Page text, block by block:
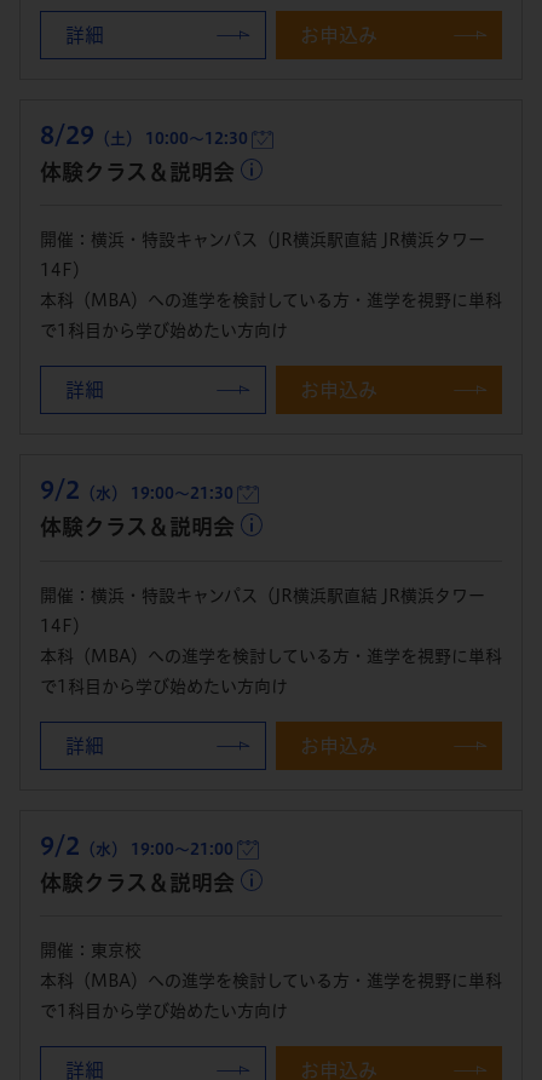
詳細 お申込み
8/29 （土） 10:00～12:30
体験クラス＆説明会
開催：横浜・特設キャンパス（JR横浜駅直結 JR横浜タワー
14F）
本科（MBA）への進学を検討している方・進学を視野に単科
で1科目から学び始めたい方向け
詳細 お申込み
9/2 （水） 19:00～21:30
体験クラス＆説明会
開催：横浜・特設キャンパス（JR横浜駅直結 JR横浜タワー
14F）
本科（MBA）への進学を検討している方・進学を視野に単科
で1科目から学び始めたい方向け
詳細 お申込み
9/2 （水） 19:00～21:00
体験クラス＆説明会
開催：東京校
本科（MBA）への進学を検討している方・進学を視野に単科
で1科目から学び始めたい方向け
詳細 お申込み